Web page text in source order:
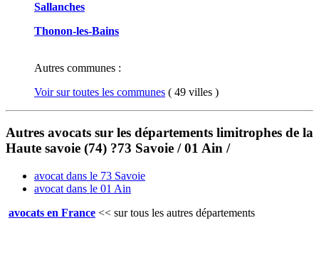
Sallanches
Thonon-les-Bains
Autres communes :
Voir sur toutes les communes ( 49 villes )
Autres avocats sur les départements limitrophes de la
Haute savoie (74) ?73 Savoie / 01 Ain /
avocat dans le 73 Savoie
avocat dans le 01 Ain
avocats en France << sur tous les autres départements